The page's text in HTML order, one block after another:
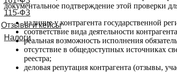
115-ФЗ
Отзывы и кейсы
Налоги
документальное подтверждение этой проверки
наличие у контрагента государственной
соответствие вида деятельности
реальная возможность исполнения
отсутствие в общедоступных источниках
реестра;
деловая репутация контрагента (отзывы,